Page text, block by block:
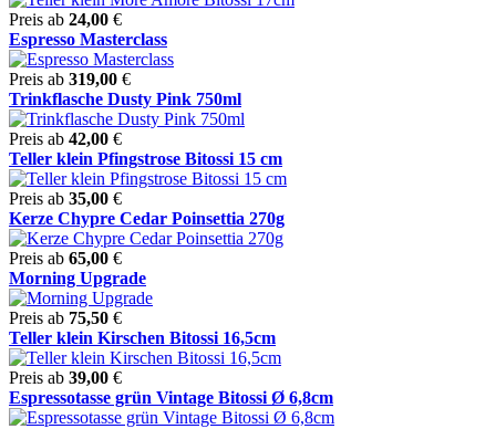
Preis ab 24,00 €
Espresso Masterclass
Preis ab 319,00 €
Trinkflasche Dusty Pink 750ml
Preis ab 42,00 €
Teller klein Pfingstrose Bitossi 15 cm
Preis ab 35,00 €
Kerze Chypre Cedar Poinsettia 270g
Preis ab 65,00 €
Morning Upgrade
Preis ab 75,50 €
Teller klein Kirschen Bitossi 16,5cm
Preis ab 39,00 €
Espressotasse grün Vintage Bitossi Ø 6,8cm